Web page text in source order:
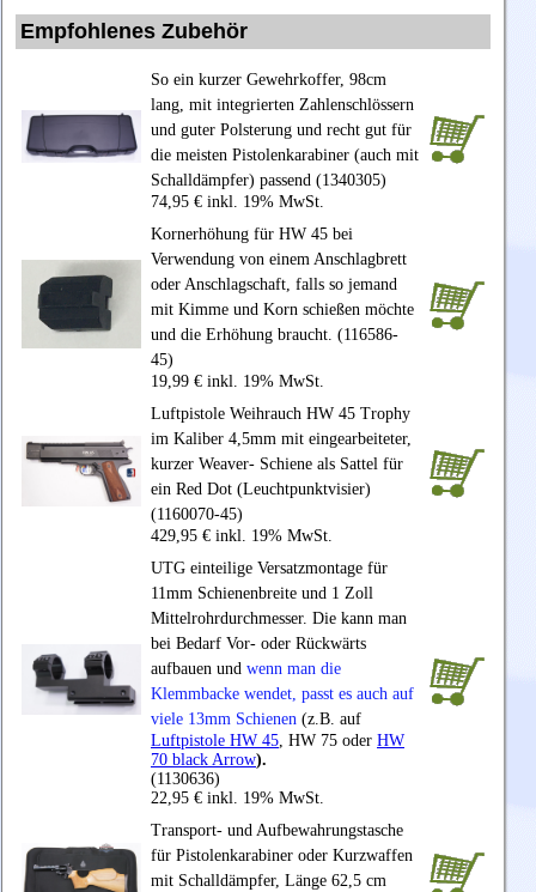
Empfohlenes Zubehör
So ein kurzer Gewehrkoffer, 98cm
lang, mit integrierten Zahlenschlössern
und guter Polsterung und recht gut für
die meisten Pistolenkarabiner (auch mit
Schalldämpfer) passend (1340305)
74,95 € inkl. 19% MwSt.
Kornerhöhung für HW 45 bei
Verwendung von einem Anschlagbrett
oder Anschlagschaft, falls so jemand
mit Kimme und Korn schießen möchte
und die Erhöhung braucht. (116586-
45)
19,99 € inkl. 19% MwSt.
Luftpistole Weihrauch HW 45 Trophy
im Kaliber 4,5mm mit eingearbeiteter,
kurzer Weaver- Schiene als Sattel für
ein Red Dot (Leuchtpunktvisier)
(1160070-45)
429,95 € inkl. 19% MwSt.
UTG einteilige Versatzmontage für
11mm Schienenbreite und 1 Zoll
Mittelrohrdurchmesser. Die kann man
bei Bedarf Vor- oder Rückwärts
aufbauen und wenn man die
Klemmbacke wendet, passt es auch auf
viele 13mm Schienen (z.B. auf
Luftpistole HW 45 , HW 75 oder HW
70 black Arrow).
(1130636)
22,95 € inkl. 19% MwSt.
Transport- und Aufbewahrungstasche
für Pistolenkarabiner oder Kurzwaffen
mit Schalldämpfer, Länge 62,5 cm